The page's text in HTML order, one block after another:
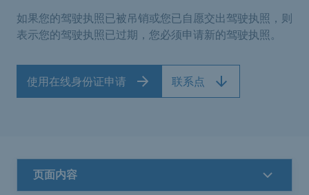
如果您的驾驶执照已被吊销或您已自愿交出驾驶执照，则
表示您的驾驶执照已过期，您必须申请新的驾驶执照。
使用在线身份证申请 联系点
页面内容